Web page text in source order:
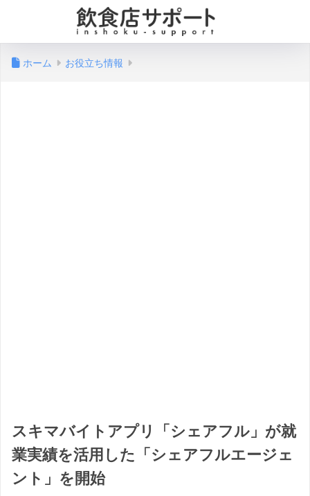
ホーム お役立ち情報
スキマバイトアプリ「シェアフル」が就
業実績を活用した「シェアフルエージェ
ント」を開始